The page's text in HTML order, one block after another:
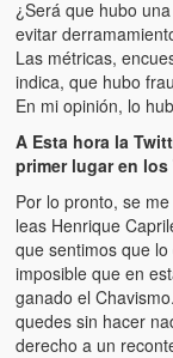
¿Será que hubo
evitar
Las métricas,
indica, que hubo
En mi opinión, lo
A Esta hora la
primer lugar en
Por lo pronto, se
leas Henrique
que sentimos que
imposible que en
ganado el
quedes sin hacer
derecho a un